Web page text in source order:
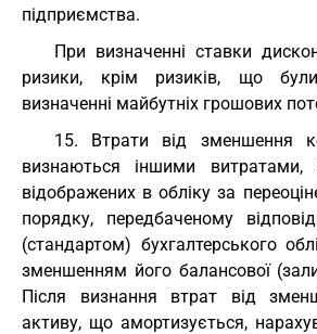
підприємства.
При визначенні ставки
ризики, крім ризиків, що
визначенні майбутніх грошових
15. Втрати від зменшення
визнаються іншими
відображених в обліку за
порядку, передбаченому
(стандартом) бухгалтерського
зменшенням його балансової
Після визнання втрат від
активу, що амортизується,